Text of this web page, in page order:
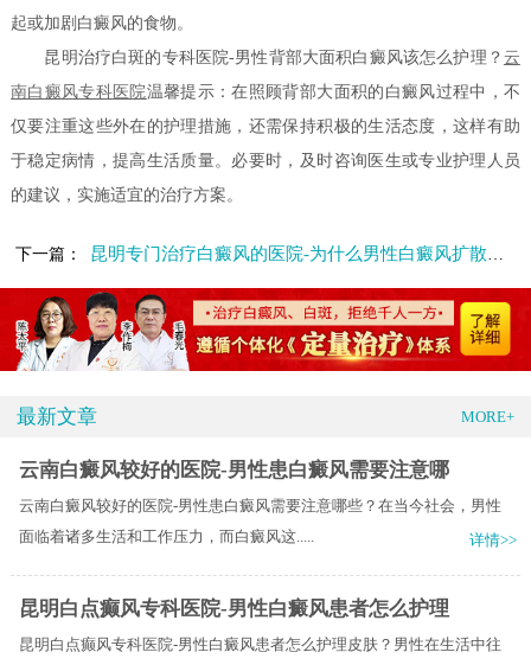
起或加剧白癜风的食物。
昆明治疗白斑的专科医院-男性背部大面积白癜风该怎么护理？ 云
南白癜风专科医院温馨提示：在照顾背部大面积的白癜风过程中，不
仅要注重这些外在的护理措施，还需保持积极的生活态度，这样有助
于稳定病情，提高生活质量。必要时，及时咨询医生或专业护理人员
的建议，实施适宜的治疗方案。
下一篇： 昆明专门治疗白癜风的医院-为什么男性白癜风扩散得快呢
最新文章 MORE+
云南白癜风较好的医院-男性患白癜风需要注意哪
云南白癜风较好的医院-男性患白癜风需要注意哪些？在当今社会，男性
面临着诸多生活和工作压力，而白癜风这.....
详情>>
昆明白点癫风专科医院-男性白癜风患者怎么护理
昆明白点癫风专科医院-男性白癜风患者怎么护理皮肤？男性在生活中往